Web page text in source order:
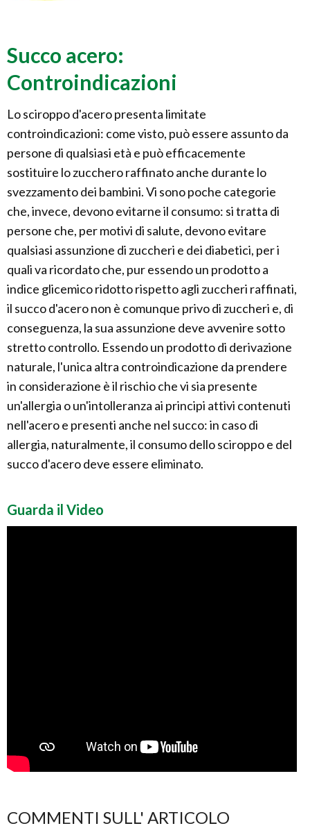
Succo acero:
Controindicazioni
Lo sciroppo d'acero presenta limitate
controindicazioni: come visto, può essere assunto da
persone di qualsiasi età e può efficacemente
sostituire lo zucchero raffinato anche durante lo
svezzamento dei bambini. Vi sono poche categorie
che, invece, devono evitarne il consumo: si tratta di
persone che, per motivi di salute, devono evitare
qualsiasi assunzione di zuccheri e dei diabetici, per i
quali va ricordato che, pur essendo un prodotto a
indice glicemico ridotto rispetto agli zuccheri raffinati,
il succo d'acero non è comunque privo di zuccheri e, di
conseguenza, la sua assunzione deve avvenire sotto
stretto controllo. Essendo un prodotto di derivazione
naturale, l'unica altra controindicazione da prendere
in considerazione è il rischio che vi sia presente
un'allergia o un'intolleranza ai principi attivi contenuti
nell'acero e presenti anche nel succo: in caso di
allergia, naturalmente, il consumo dello sciroppo e del
succo d'acero deve essere eliminato.
Guarda il Video
COMMENTI SULL' ARTICOLO